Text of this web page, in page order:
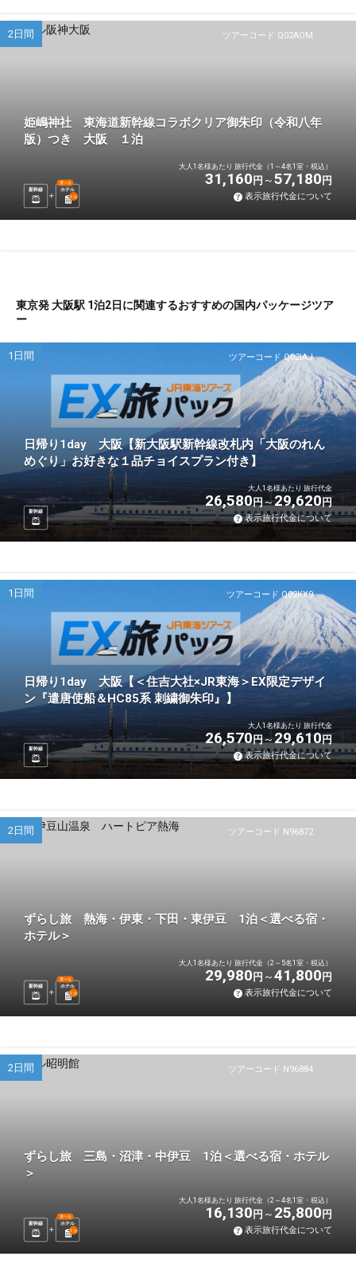
ツアーコード Q02AOM
2日間
姫嶋神社 東海道新幹線コラボクリア御朱印（令和八年
版）つき 大阪 １泊
新幹線 ホテル
選べる
1 泊
大人1名様あたり 旅行代金（1～4名1室・税込）
31,160 円 57,180 円
表示旅行代金について
東京発 大阪駅 1泊2日に関連するおすすめの国内パッケージツア
ー
ツアーコード Q02IAJ
1日間
日帰り1day 大阪【新大阪駅新幹線改札内「大阪のれん
めぐり」お好きな１品チョイスプラン付き】
新幹線
大人1名様あたり 旅行代金
26,580円 29,620円
表示旅行代金について
ツアーコード Q02KX9
1日間
日帰り1day 大阪【＜住吉大社×JR東海＞EX限定デザイ
ン『遣唐使船＆HC85系 刺繍御朱印』】
新幹線
大人1名様あたり 旅行代金
26,570円 29,610円
表示旅行代金について
ツアーコード N96872
2日間
ずらし旅 熱海・伊東・下田・東伊豆 1泊＜選べる宿・
ホテル＞
新幹線 ホテル
選べる
1 泊
大人1名様あたり 旅行代金（2～5名1室・税込）
29,980 円 41,800 円
表示旅行代金について
ツアーコード N96884
2日間
ずらし旅 三島・沼津・中伊豆 1泊＜選べる宿・ホテル
＞
新幹線 ホテル
選べる
1 泊
大人1名様あたり 旅行代金（2～4名1室・税込）
16,130 円 25,800 円
表示旅行代金について